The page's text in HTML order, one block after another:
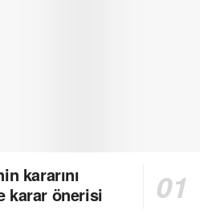
kararını
karar önerisi